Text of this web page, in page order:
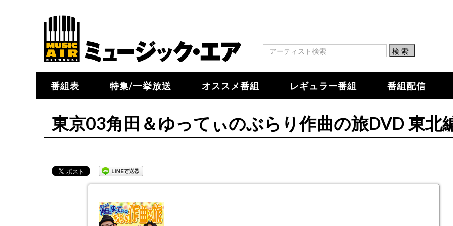
番組表 特集/一挙放送 オススメ番組 レギュラー番組 番組配信
東京03角田＆ゆってぃのぶらり作曲の旅DVD 東北